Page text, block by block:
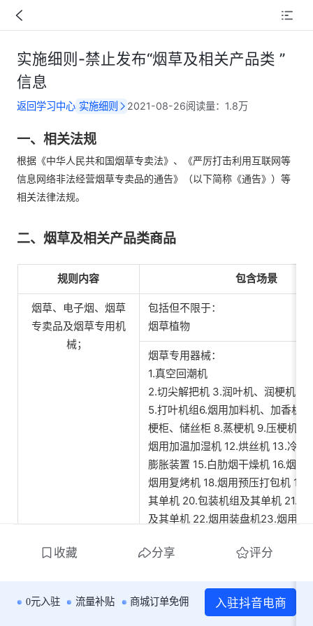
实施细则-禁止发布“烟草及相关产品类 ”
信息
返回学习中心 实施细则 2021-08-26阅读量： 1.8万
一、相关法规
根据《中华人民共和国烟草专卖法》、《严厉打击利用互联网等
信息网络非法经营烟草专卖品的通告》（以下简称《通告》）等
相关法律法规。
二、烟草及相关产品类商品
规则内容 包含场景
烟草、电子烟、烟草
专卖品及烟草专用机
械；
包括但不限于：
烟草植物
烟草专用器械：
1.真空回潮机
2.切尖解把机 3.润叶机、润梗机 4.
5.打叶机组6.烟用加料机、加香机
梗柜、储丝柜 8.蒸梗机 9.压梗机
烟用加温加湿机 12.烘丝机 13.冷丝
膨胀装置 15.白肋烟干燥机 16.烟丝
烟用复烤机 18.烟用预压打包机 19.
其单机 20.包装机组及其单机 21.滤
及其单机 22.烟用装盘机23.烟用卸
封箱装置 27.废烟支、烟丝回收装
收藏 分享 评分
0元入驻 流量补贴 商城订单免佣 入驻抖音电商